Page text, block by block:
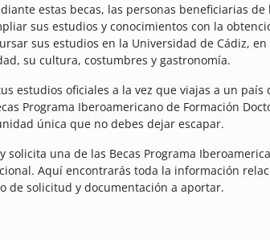
estas becas, las personas beneficiarias
sus estudios y conocimientos con la
sus estudios en la Universidad de Cádiz,
su cultura, costumbres y gastronomía.
estudios oficiales a la vez que viajas a un
Programa Iberoamericano de Formación
única que no debes dejar escapar.
solicita una de las Becas Programa
Aquí encontrarás toda la información
de solicitud y documentación a aportar.